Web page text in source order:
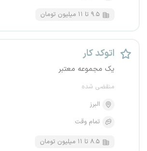
۹.۵ تا ۱۱ میلیون تومان
اتوکد کار
یک مجموعه معتبر
منقضی شده
البرز
تمام وقت
۸.۵ تا ۱۱ میلیون تومان